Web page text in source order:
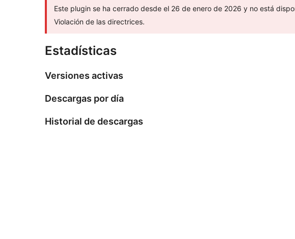
Este plugin se ha cerrado desde el 26 de enero de 2026 y no está
Violación de las directrices.
Estadísticas
Versiones activas
Descargas por día
Historial de descargas